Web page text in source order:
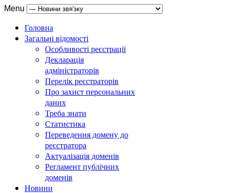
Menu
Головна
Загальні відомості
Особливості реєстрації
Декларація
адміністраторів
Перелік реєстраторів
Про захист персональних
даних
Треба знати
Статистика
Переведення домену до
реєстратора
Актуалізація доменів
Регламент публічних
доменів
Новини